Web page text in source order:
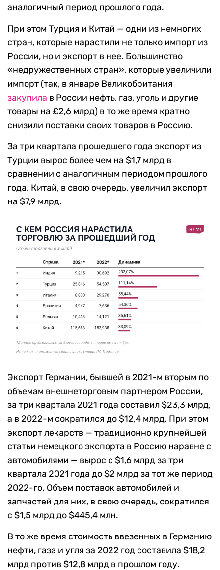
аналогичный период прошлого года.
При этом Турция и Китай — одни из немногих
стран, которые нарастили не только импорт из
России, но и экспорт в нее. Большинство
«недружественных стран», которые увеличили
импорт (так, в январе Великобритания
закупила в России нефть, газ, уголь и другие
товары на £2,6 млрд) в то же время кратно
снизили поставки своих товаров в Россию.
За три квартала прошедшего года экспорт из
Турции вырос более чем на $1,7 млрд в
сравнении с аналогичным периодом прошлого
года. Китай, в свою очередь, увеличил экспорт
на $7,9 млрд.
Экспорт Германии, бывшей в 2021-м вторым по
объемам внешнеторговым партнером России,
за три квартала 2021 года составил $23,3 млрд,
а в 2022-м сократился до $12,4 млрд. При этом
экспорт лекарств — традиционно крупнейшей
статьи немецкого экспорта в Россию наравне с
автомобилями — вырос с $1,6 млрд за три
квартала 2021 года до $2 млрд за тот же период
2022-го. Объем поставок автомобилей и
запчастей для них, в свою очередь, сократился
с $1,5 млрд до $445,4 млн.
В то же время стоимость ввезенных в Германию
нефти, газа и угля за 2022 год составила $18,2
млрд против $12,8 млрд в прошлом году.